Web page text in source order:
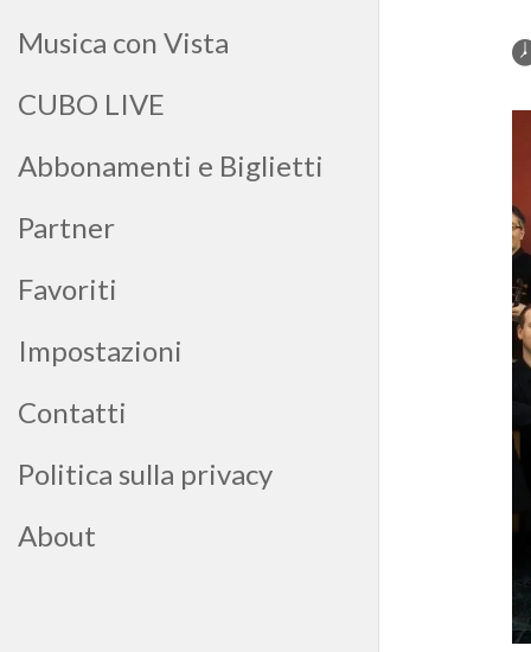
Musica con Vista
CUBO LIVE
Abbonamenti e Biglietti
Partner
Favoriti
Impostazioni
Contatti
Politica sulla privacy
About